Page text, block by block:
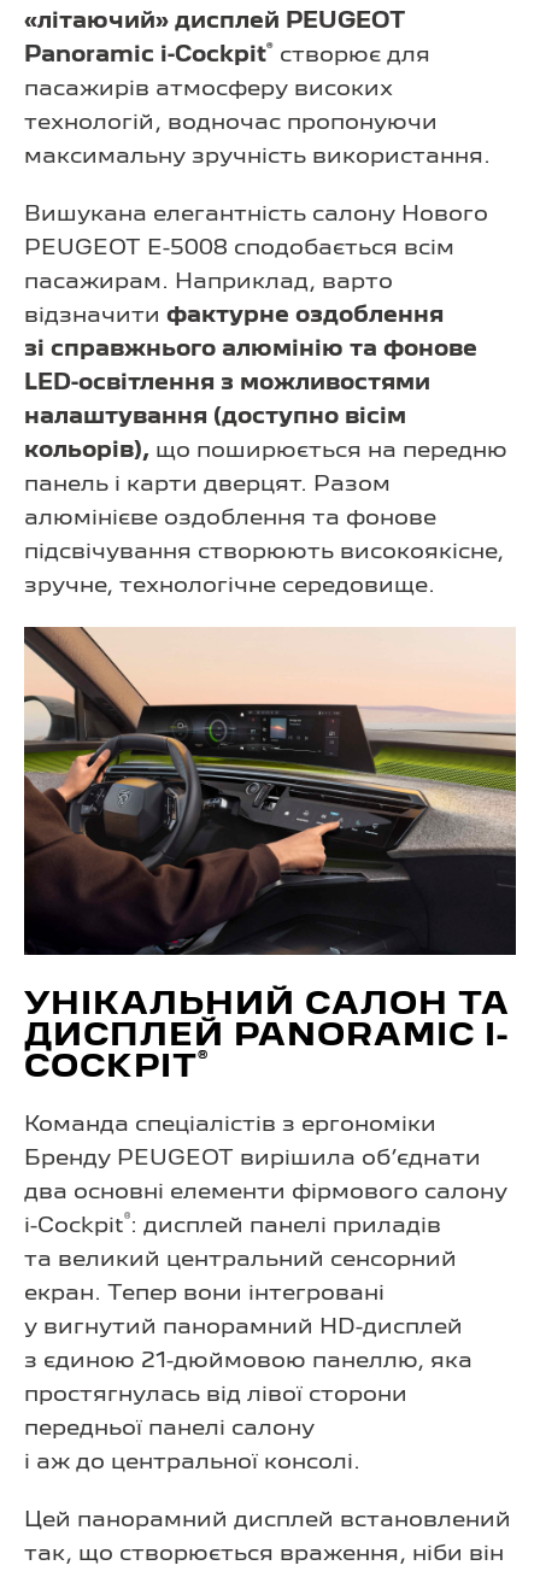
«літаючий» дисплей PEUGEOT
Panoramic i-Cockpit®
створює для
пасажирів атмосферу високих
технологій, водночас пропонуючи
максимальну зручність використання.
Вишукана елегантність салону Нового
PEUGEOT E-5008 сподобається всім
пасажирам. Наприклад, варто
відзначити фактурне оздоблення
зі справжнього алюмінію та фонове
LED-освітлення з можливостями
налаштування (доступно вісім
кольорів), що поширюється на передню
панель і карти дверцят. Разом
алюмінієве оздоблення та фонове
підсвічування створюють високоякісне,
зручне, технологічне середовище.
УНІКАЛЬНИЙ САЛОН ТА
ДИСПЛЕЙ PANORAMIC I-
COCKPIT®
Команда спеціалістів з ергономіки
Бренду PEUGEOT вирішила об’єднати
два основні елементи фірмового салону
i-Cockpit®: дисплей панелі приладів
та великий центральний сенсорний
екран. Тепер вони інтегровані
у вигнутий панорамний HD-дисплей
з єдиною 21-дюймовою панеллю, яка
простягнулась від лівої сторони
передньої панелі салону
і аж до центральної консолі.
Цей панорамний дисплей встановлений
так, що створюється враження, ніби він